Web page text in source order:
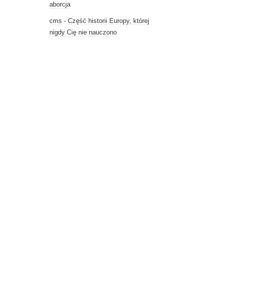
aborcja
cms - Część historii Europy, której
nigdy Cię nie nauczono